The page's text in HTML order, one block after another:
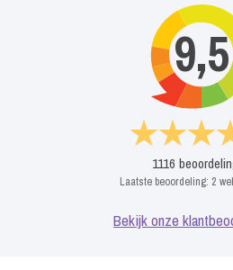
9,5
1116
Laatste beoordeling: 2
Bekijk onze